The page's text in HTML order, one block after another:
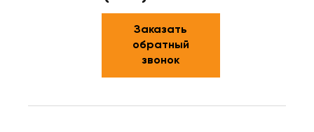
Заказать
обратный
звонок